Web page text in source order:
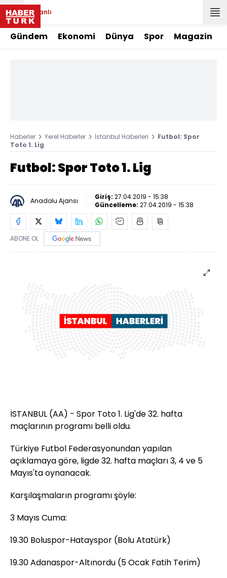
Canlı
Gündem Ekonomi Dünya Spor Magazin
Haberler Yerel Haberler İstanbul Haberleri
Futbol: Spor
Toto 1. Lig
Futbol: Spor Toto 1. Lig
Anadolu Ajansı Giriş: 27.04.2019 - 15:38
Güncelleme: 27.04.2019 - 15:38
ABONE OL
İSTANBUL (AA) - Spor Toto 1. Lig'de 32. hafta
maçlarının programı belli oldu.
Türkiye Futbol Federasyonundan yapılan
açıklamaya göre, ligde 32. hafta maçları 3, 4 ve 5
Mayıs'ta oynanacak.
Karşılaşmaların programı şöyle:
3 Mayıs Cuma:
19.30 Boluspor-Hatayspor (Bolu Atatürk)
19.30 Adanaspor-Altınordu (5 Ocak Fatih Terim)